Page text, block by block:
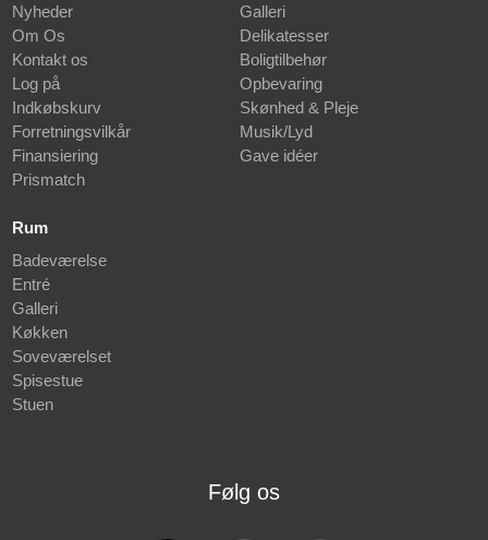
Nyheder
Om Os
Kontakt os
Log på
Indkøbskurv
Forretningsvilkår
Finansiering
Prismatch
Galleri
Delikatesser
Boligtilbehør
Opbevaring
Skønhed & Pleje
Musik/Lyd
Gave idéer
Rum
Badeværelse
Entré
Galleri
Køkken
Soveværelset
Spisestue
Stuen
Følg os